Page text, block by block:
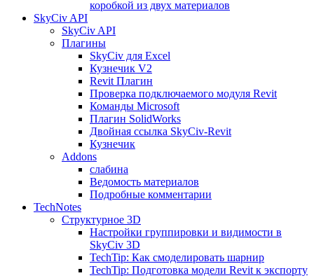
коробкой из двух материалов
SkyCiv API
SkyCiv API
Плагины
SkyCiv для Excel
Кузнечик V2
Revit Плагин
Проверка подключаемого модуля Revit
Команды Microsoft
Плагин SolidWorks
Двойная ссылка SkyCiv-Revit
Кузнечик
Addons
слабина
Ведомость материалов
Подробные комментарии
TechNotes
Структурное 3D
Настройки группировки и видимости в
SkyCiv 3D
TechTip: Как смоделировать шарнир
TechTip: Подготовка модели Revit к экспорту